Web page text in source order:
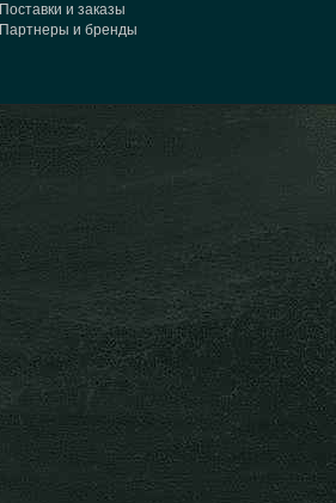
Поставки и заказы
Партнеры и бренды